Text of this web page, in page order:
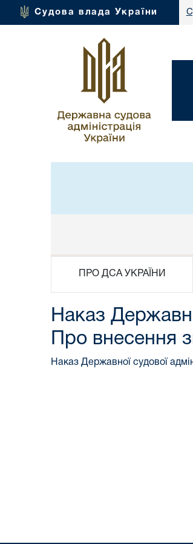
Судова влада України
ПРО ДСА УКРАЇНИ
Наказ
Про внесення
Наказ Державної судової